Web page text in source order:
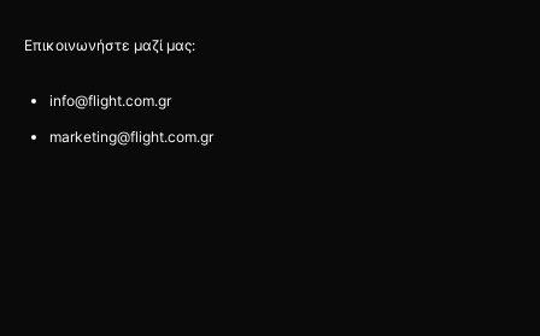
Επικοινωνήστε μαζί μας:
info@flight.com.gr
marketing@flight.com.gr